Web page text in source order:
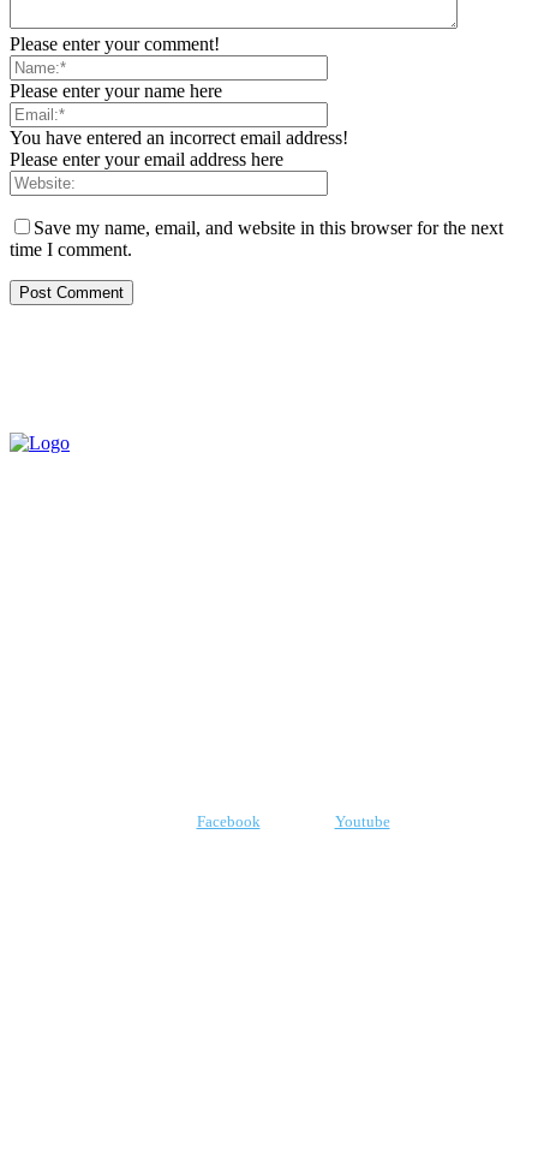
Please enter your comment!
Please enter your name here
You have entered an incorrect email address!
Please enter your email address here
Save my name, email, and website in this browser for the next
time I comment.
Facebook Youtube